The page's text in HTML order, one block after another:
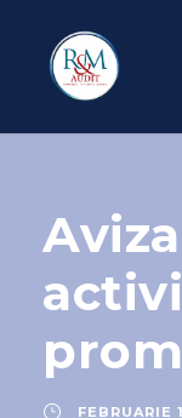
FEBRUARIE